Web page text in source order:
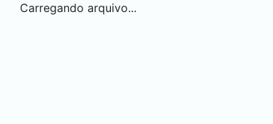
Carregando arquivo...